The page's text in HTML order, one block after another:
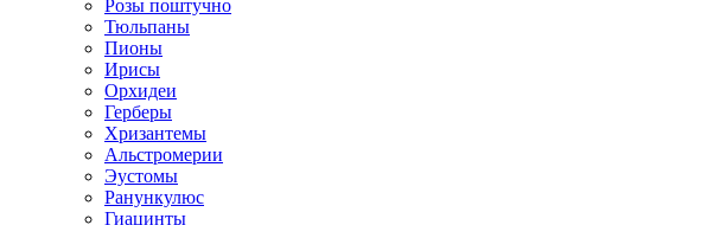
Розы поштучно
Тюльпаны
Пионы
Ирисы
Орхидеи
Герберы
Хризантемы
Альстромерии
Эустомы
Ранункулюс
Гиацинты